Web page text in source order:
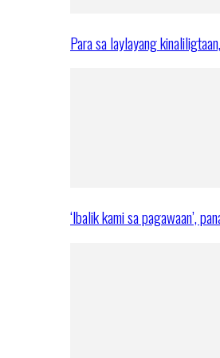
Para sa laylayang
‘Ibalik kami sa pagawaan’,